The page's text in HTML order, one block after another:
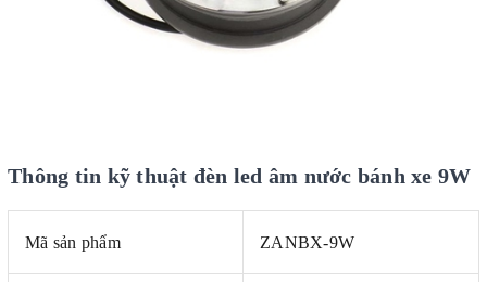
Thông tin kỹ thuật đèn led âm nước bánh xe 9W
Mã sản phẩm ZANBX-9W